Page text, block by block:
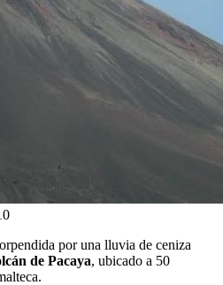
por una lluvia de ceniza
de Pacaya, ubicado a 50